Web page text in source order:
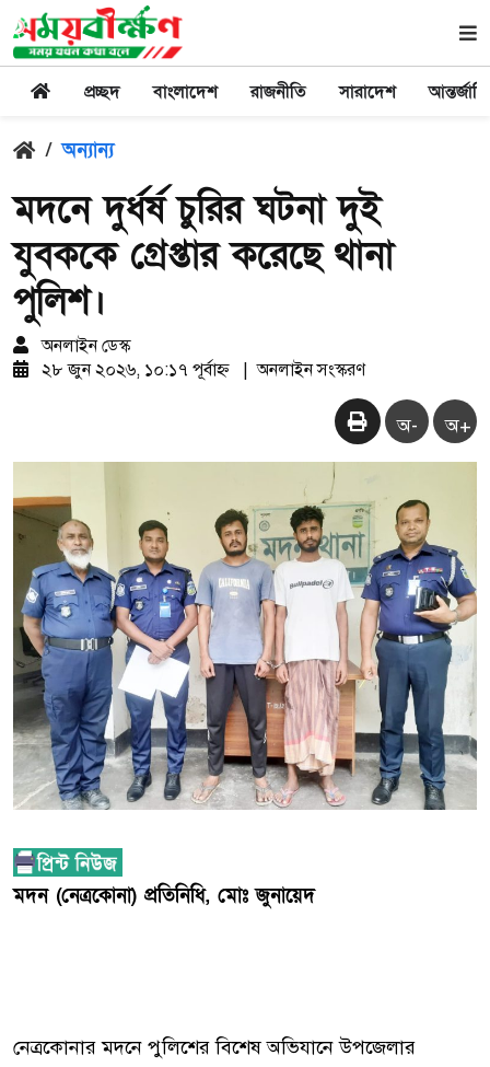
প্রচ্ছদ বাংলাদেশ রাজনীতি সারাদেশ
/ অন্যান্য
মদনে দুর্ধর্ষ চুরির ঘটনা দুই
যুবককে গ্রেপ্তার করেছে থানা
পুলিশ।
অনলাইন ডেস্ক
২৮ জুন ২০২৬, ১০:১৭ পূর্বাহ্ন
অনলাইন সংস্করণ
অ- অ+
মদন (নেত্রকোনা) প্রতিনিধি, মোঃ জুনায়েদ
নেত্রকোনার মদনে পুলিশের বিশেষ অভিযানে উপজেলার